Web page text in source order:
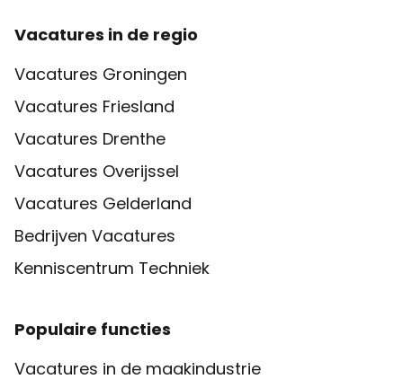
Vacatures in de regio
Vacatures Groningen
Vacatures Friesland
Vacatures Drenthe
Vacatures Overijssel
Vacatures Gelderland
Bedrijven Vacatures
Kenniscentrum Techniek
Populaire functies
Vacatures in de maakindustrie